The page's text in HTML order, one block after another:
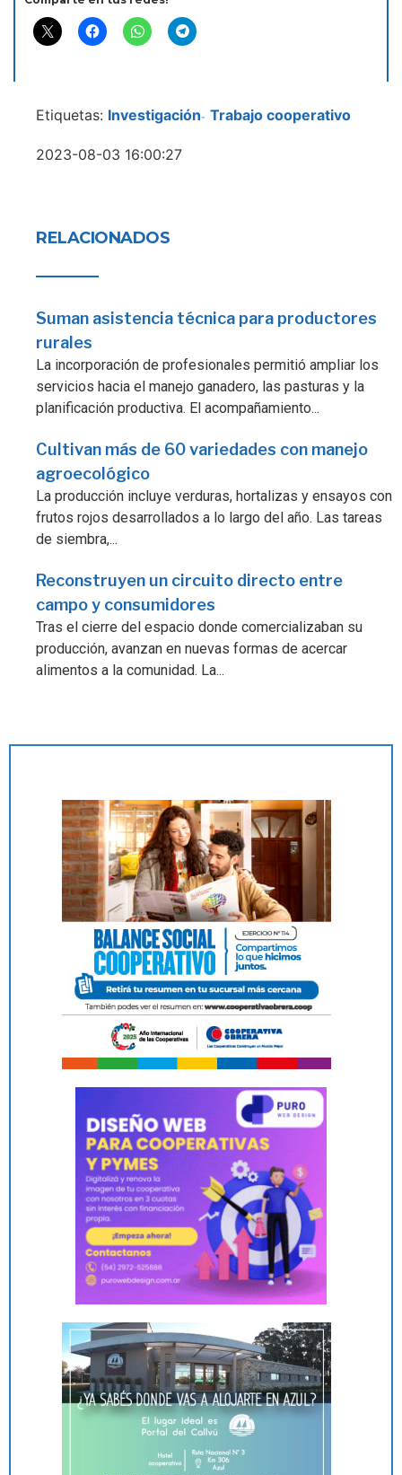
Etiquetas: Investigación- Trabajo cooperativo
2023-08-03 16:00:27
RELACIONADOS
Suman asistencia técnica para productores
rurales
La incorporación de profesionales permitió ampliar los
servicios hacia el manejo ganadero, las pasturas y la
planificación productiva. El acompañamiento...
Cultivan más de 60 variedades con manejo
agroecológico
La producción incluye verduras, hortalizas y ensayos con
frutos rojos desarrollados a lo largo del año. Las tareas
de siembra,...
Reconstruyen un circuito directo entre
campo y consumidores
Tras el cierre del espacio donde comercializaban su
producción, avanzan en nuevas formas de acercar
alimentos a la comunidad. La...